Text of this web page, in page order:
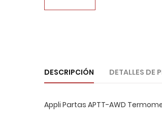
DESCRIPCIÓN DETALLES DE
Appli Partas APTT-AWD